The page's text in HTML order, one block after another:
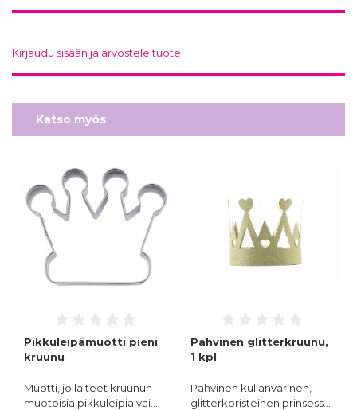
Kirjaudu sisään ja arvostele tuote.
Katso myös
Pikkuleipämuotti pieni
kruunu
Muotti, jolla teet kruunun
muotoisia pikkuleipiä vai…
Pahvinen glitterkruunu,
1 kpl
Pahvinen kullanvärinen,
glitterkoristeinen prinsess…